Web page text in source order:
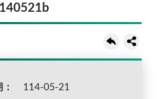
114-05-21